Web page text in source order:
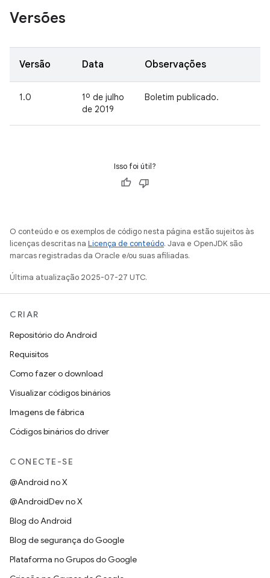
Versões
Versão Data Observações
1.0
1º de julho
de 2019
Boletim publicado.
Isso foi útil?
O conteúdo e os exemplos de código nesta página estão sujeitos às
licenças descritas na Licença de conteúdo. Java e OpenJDK são
marcas registradas da Oracle e/ou suas afiliadas.
Última atualização 2025-07-27 UTC.
CRIAR
Repositório do Android
Requisitos
Como fazer o download
Visualizar códigos binários
Imagens de fábrica
Códigos binários do driver
CONECTE-SE
@Android no X
@AndroidDev no X
Blog do Android
Blog de segurança do Google
Plataforma no Grupos do Google